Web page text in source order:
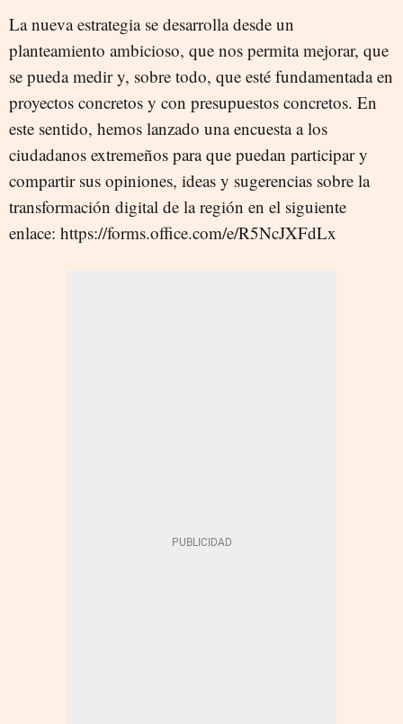
La nueva estrategia se desarrolla desde un
planteamiento ambicioso, que nos permita mejorar, que
se pueda medir y, sobre todo, que esté fundamentada en
proyectos concretos y con presupuestos concretos. En
este sentido, hemos lanzado una encuesta a los
ciudadanos extremeños para que puedan participar y
compartir sus opiniones, ideas y sugerencias sobre la
transformación digital de la región en el siguiente
enlace: https://forms.office.com/e/R5NcJXFdLx